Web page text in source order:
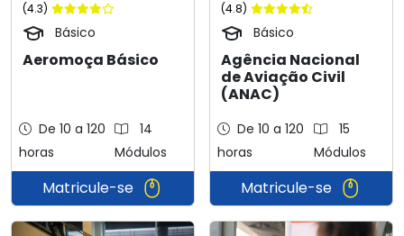
(4.3)
Básico
Aeromoça Básico
De 10 a 120
horas
14
Módulos
Matricule-se
(4.8)
Básico
Agência Nacional
de Aviação Civil
(ANAC)
De 10 a 120
horas
15
Módulos
Matricule-se